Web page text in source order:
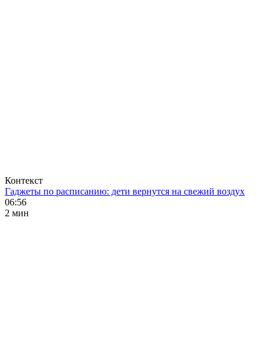
Контекст
Гаджеты по расписанию: дети вернутся на свежий воздух
06:56
2 мин